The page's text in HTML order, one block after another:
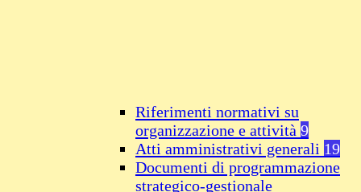
Riferimenti normativi su
organizzazione e attività 9
Atti amministrativi generali 19
Documenti di programmazione
strategico-gestionale